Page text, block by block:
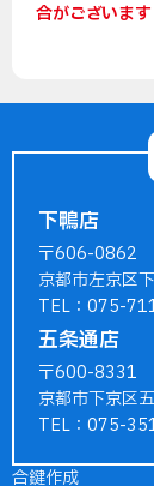
合がございます
下鴨店
〒606-0862
京都市左京区
TEL：075-
五条通店
〒600-8331
京都市下京区
TEL：075-
合鍵作成